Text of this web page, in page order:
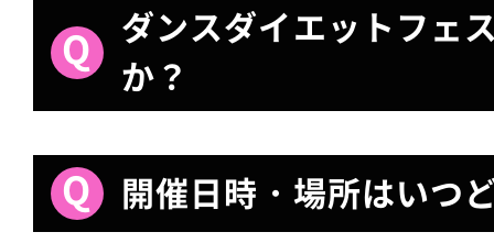
ダンスダイエットフェ
か？
開催日時・場所はいつ